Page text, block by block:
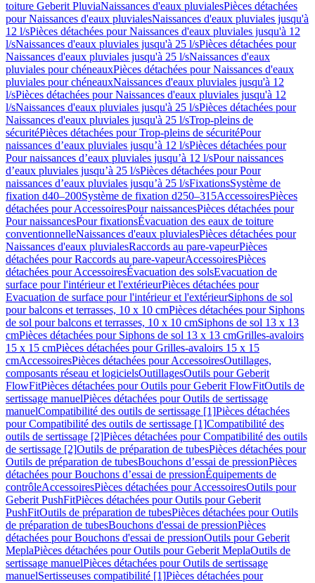
toiture Geberit PluviaNaissances d'eaux pluvialesPièces détachées
pour Naissances d'eaux pluvialesNaissances d'eaux pluviales jusqu'à
12 l/sPièces détachées pour Naissances d'eaux pluviales jusqu'à 12
l/sNaissances d'eaux pluviales jusqu'à 25 l/sPièces détachées pour
Naissances d'eaux pluviales jusqu'à 25 l/sNaissances d'eaux
pluviales pour chéneauxPièces détachées pour Naissances d'eaux
pluviales pour chéneauxNaissances d'eaux pluviales jusqu'à 12
l/sPièces détachées pour Naissances d'eaux pluviales jusqu'à 12
l/sNaissances d'eaux pluviales jusqu'à 25 l/sPièces détachées pour
Naissances d'eaux pluviales jusqu'à 25 l/sTrop-pleins de
sécuritéPièces détachées pour Trop-pleins de sécuritéPour
naissances d’eaux pluviales jusqu’à 12 l/sPièces détachées pour
Pour naissances d’eaux pluviales jusqu’à 12 l/sPour naissances
d’eaux pluviales jusqu’à 25 l/sPièces détachées pour Pour
naissances d’eaux pluviales jusqu’à 25 l/sFixationsSystème de
fixation d40–200Système de fixation d250–315AccessoiresPièces
détachées pour AccessoiresPour naissancesPièces détachées pour
Pour naissancesPour fixationsÉvacuation des eaux de toiture
conventionnelleNaissances d'eaux pluvialesPièces détachées pour
Naissances d'eaux pluvialesRaccords au pare-vapeurPièces
détachées pour Raccords au pare-vapeurAccessoiresPièces
détachées pour AccessoiresÉvacuation des solsEvacuation de
surface pour l'intérieur et l'extérieurPièces détachées pour
Evacuation de surface pour l'intérieur et l'extérieurSiphons de sol
pour balcons et terrasses, 10 x 10 cmPièces détachées pour Siphons
de sol pour balcons et terrasses, 10 x 10 cmSiphons de sol 13 x 13
cmPièces détachées pour Siphons de sol 13 x 13 cmGrilles-avaloirs
15 x 15 cmPièces détachées pour Grilles-avaloirs 15 x 15
cmAccessoiresPièces détachées pour AccessoiresOutillages,
composants réseau et logicielsOutillagesOutils pour Geberit
FlowFitPièces détachées pour Outils pour Geberit FlowFitOutils de
sertissage manuelPièces détachées pour Outils de sertissage
manuelCompatibilité des outils de sertissage [1]Pièces détachées
pour Compatibilité des outils de sertissage [1]Compatibilité des
outils de sertissage [2]Pièces détachées pour Compatibilité des outils
de sertissage [2]Outils de préparation de tubesPièces détachées pour
Outils de préparation de tubesBouchons d’essai de pressionPièces
détachées pour Bouchons d’essai de pressionÉquipements de
contrôleAccessoiresPièces détachées pour AccessoiresOutils pour
Geberit PushFitPièces détachées pour Outils pour Geberit
PushFitOutils de préparation de tubesPièces détachées pour Outils
de préparation de tubesBouchons d'essai de pressionPièces
détachées pour Bouchons d'essai de pressionOutils pour Geberit
MeplaPièces détachées pour Outils pour Geberit MeplaOutils de
sertissage manuelPièces détachées pour Outils de sertissage
manuelSertisseuses compatibilité [1]Pièces détachées pour